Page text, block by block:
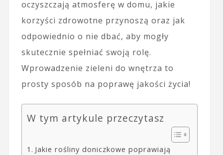
oczyszczają atmosferę w domu, jakie
korzyści zdrowotne przynoszą oraz jak
odpowiednio o nie dbać, aby mogły
skutecznie spełniać swoją rolę.
Wprowadzenie zieleni do wnętrza to
prosty sposób na poprawę jakości życia!
W tym artykule przeczytasz
Jakie rośliny doniczkowe poprawiają